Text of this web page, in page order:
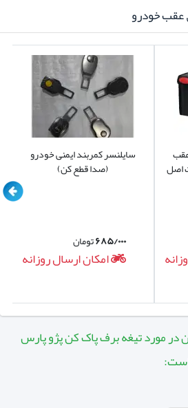
می نمایید
فریم برف پاکن آسیب دیده و شاید
خودرو
سایلنسر کمربند ایمنی خودرو
(صدا قطع کن)
۶۸۵/۰۰۰تومان
امکان ارسال روزانه
در مورد تیغه برف پاک کن پژو پارس